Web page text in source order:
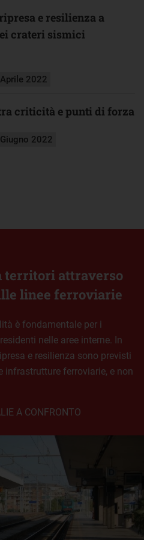
e resilienza a
crateri sismici
2022
tra criticità e punti di forza
2022
territori attraverso
linee ferroviarie
è fondamentale per i
nelle aree interne. In
e resilienza sono previsti
infrastrutture ferroviarie, e non
A CONFRONTO